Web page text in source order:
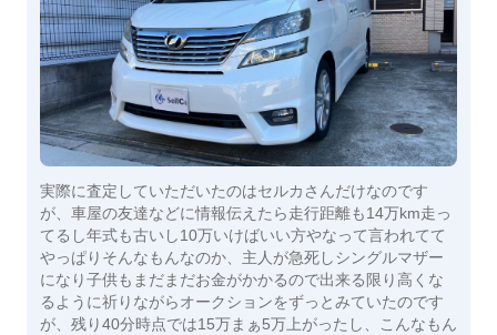
実際に査定していただいたのはセルカさんだけなのです
が、車屋の友達などに情報伝えたら走行距離も14万km走っ
てるし年式も古いし10万いけばいい方やなって言われてて
やっぱりそんなもんなのか、主人が急死しシングルマザー
になり子供もまだまだお金がかかるので出来る限り高くな
るように祈りながらオークションをずっとみていたのです
が、残り40分時点では15万まぁ5万上がったし、こんなもん